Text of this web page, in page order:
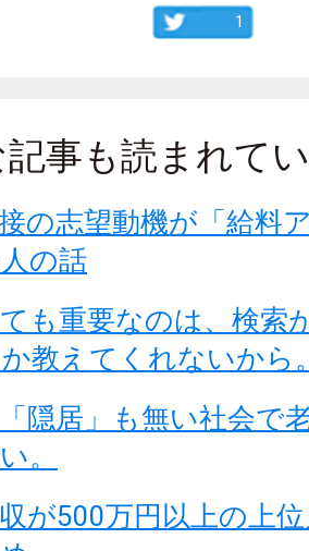
1
記事も読まれて
の志望動機が「給料
の話
も重要なのは、検索
教えてくれないから
「隠居」も無い社会で
。
収が500万円以上の上